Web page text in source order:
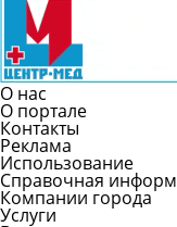
О нас
О портале
Контакты
Реклама
Использование
Справочная
Компании города
Услуги